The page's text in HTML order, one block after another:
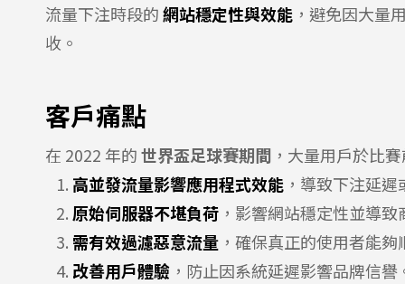
流量下注時段的網站穩定性與效能 ，避免因大量
收。
客戶痛點
在 2022 年的世界盃足球賽期間 ，大量用戶於比
高並發流量影響應用程式效能 ，導致下注延
原始伺服器不堪負荷 ，影響網站穩定性並導
需有效過濾惡意流量 ，確保真正的使用者能
改善用戶體驗 ，防止因系統延遲影響品牌信譽